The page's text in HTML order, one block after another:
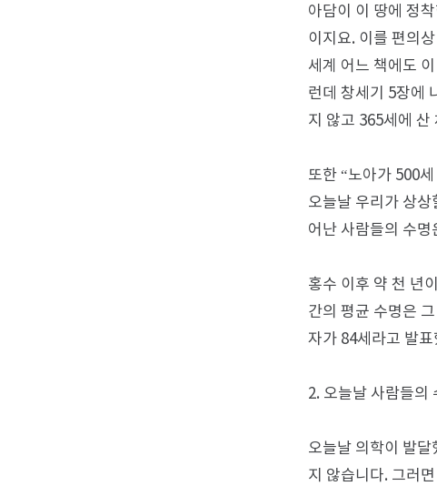
아담이 이 땅에 정
이지요. 이를 편의
세계 어느 책에도
런데 창세기 5장에
지 않고 365세에 산
또한 “노아가 500
오늘날 우리가 상
어난 사람들의 수
홍수 이후 약 천 년
간의 평균 수명은
자가 84세라고 발표
2. 오늘날 사람들의
오늘날 의학이 발
지 않습니다. 그러